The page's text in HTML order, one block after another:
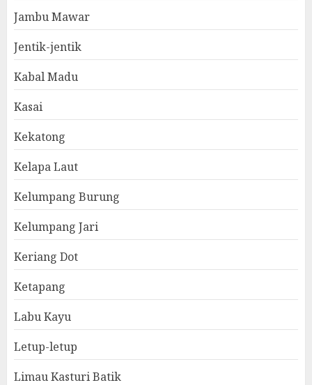
Jambu Mawar
Jentik-jentik
Kabal Madu
Kasai
Kekatong
Kelapa Laut
Kelumpang Burung
Kelumpang Jari
Keriang Dot
Ketapang
Labu Kayu
Letup-letup
Limau Kasturi Batik